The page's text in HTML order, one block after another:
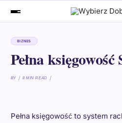
BIZNES
Pełna księgowość
BY 8 MIN READ
Pełna księgowość to system